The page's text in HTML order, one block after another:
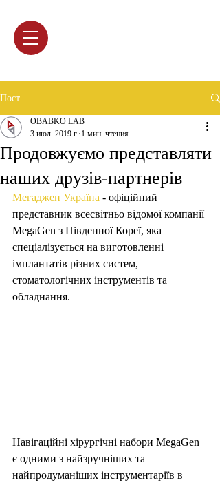
Пост
Продовжуємо представляти
наших друзів-партнерів
ОBABKO LAB
3 июл. 2019 г. 1 мин. чтения
Мегаджен Україна - офіційний
представник всесвітньо відомої компанії
MegaGen з Південної Кореї, яка
спеціалізується на виготовленні
імплантатів різних систем,
стоматологічних інструментів та
обладнання.
Навігаційні хірургічні набори MegaGen
є одними з найзручніших та
найпродуманіших інструментаріїв в